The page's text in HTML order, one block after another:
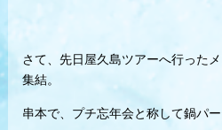
さて、先日屋久島ツアーへ行った
集結。
串本で、プチ忘年会と称して鍋パ